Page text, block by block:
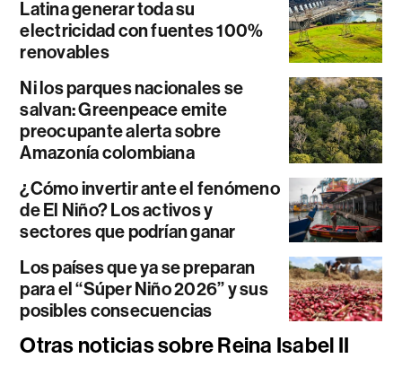
Latina generar toda su
electricidad con fuentes 100%
renovables
Ni los parques nacionales se
salvan: Greenpeace emite
preocupante alerta sobre
Amazonía colombiana
¿Cómo invertir ante el fenómeno
de El Niño? Los activos y
sectores que podrían ganar
Los países que ya se preparan
para el “Súper Niño 2026” y sus
posibles consecuencias
Otras noticias sobre Reina Isabel II